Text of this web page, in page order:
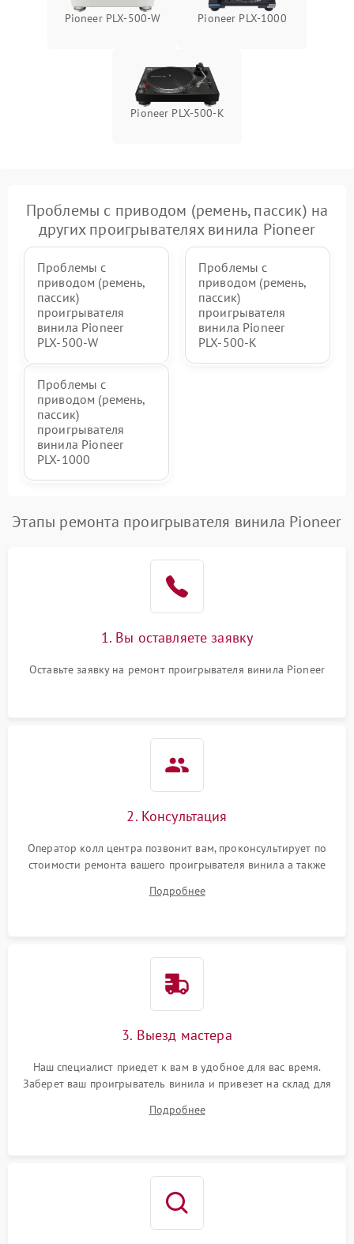
Pioneer PLX‑500‑W Pioneer PLX‑1000
Pioneer PLX‑500‑K
Проблемы с приводом (ремень, пассик) на
других проигрывателях винила Pioneer
Проблемы с
приводом (ремень,
пассик)
проигрывателя
винила Pioneer
PLX‑500‑W
Проблемы с
приводом (ремень,
пассик)
проигрывателя
винила Pioneer
PLX‑500‑K
Проблемы с
приводом (ремень,
пассик)
проигрывателя
винила Pioneer
PLX‑1000
Этапы ремонта проигрывателя винила Pioneer
1. Вы оставляете заявку
Оставьте заявку на ремонт проигрывателя винила Pioneer
2. Консультация
Оператор колл центра позвонит вам, проконсультирует по
стоимости ремонта вашего проигрывателя винила а также
Подробнее
3. Выезд мастера
Наш специалист приедет к вам в удобное для вас время.
Заберет ваш проигрыватель винила и привезет на склад для
Подробнее